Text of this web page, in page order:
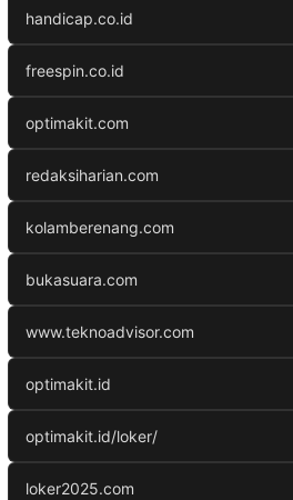
handicap.co.id
freespin.co.id
optimakit.com
redaksiharian.com
kolamberenang.com
bukasuara.com
www.teknoadvisor.com
optimakit.id
optimakit.id/loker/
loker2025.com